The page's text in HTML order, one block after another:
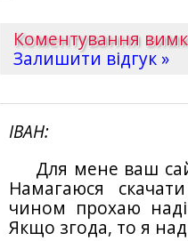
Коментування
Залишити відгук »
ІВАН
Для мене ваш
Намагаюся
чином прохаю
Якщо згода, то я